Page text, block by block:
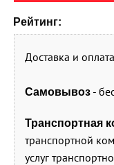
Рейтинг:
Доставка и оплата
Самовывоз -
Транспортная
транспортной
услуг